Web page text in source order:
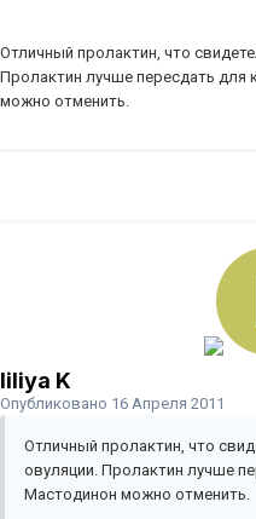
Отличный пролактин, что
Пролактин лучше пересдать для
можно отменить.
liliya K
Опубликовано 16 Апреля 2011
Отличный пролактин, что
овуляции. Пролактин лучше
Мастодинон можно отменить.